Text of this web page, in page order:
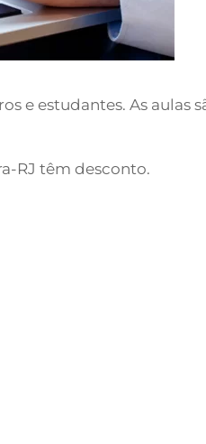
e estudantes. As
RJ têm desconto.